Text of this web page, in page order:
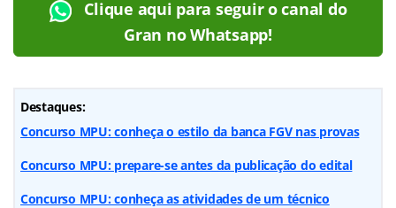
Clique aqui para seguir o canal do
Gran no Whatsapp!
Destaques:
Concurso MPU: conheça o estilo da banca FGV nas provas
Concurso MPU: prepare-se antes da publicação do edital
Concurso MPU: conheça as atividades de um técnico